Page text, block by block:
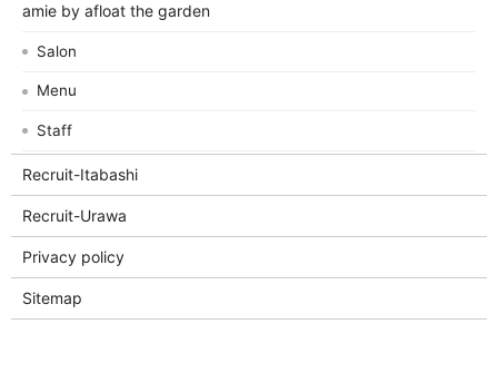
amie by afloat the garden
Salon
Menu
Staff
Recruit-Itabashi
Recruit-Urawa
Privacy policy
Sitemap